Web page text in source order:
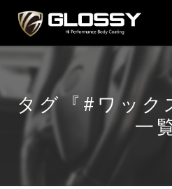
タグ『#ワック
一